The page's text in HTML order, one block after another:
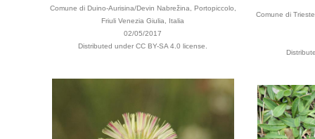
Comune di Duino-Aurisina/Devin Nabrežina, Portopiccolo,
Friuli Venezia Giulia, Italia
02/05/2017
Distributed under CC BY-SA 4.0 license.
Comune di